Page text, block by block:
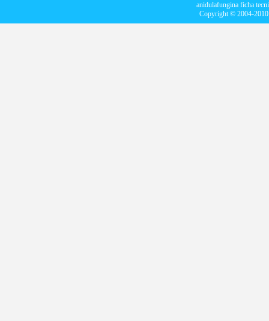
anidulafungina ficha
Copyright © 2004-